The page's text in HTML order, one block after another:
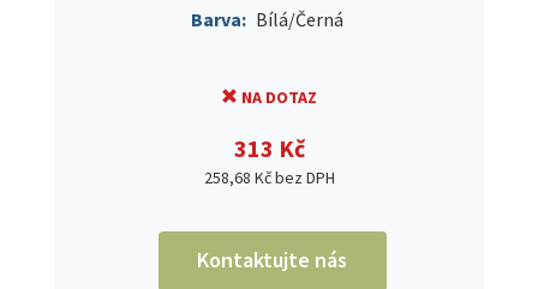
Barva: Bílá/Černá
NA DOTAZ
313 Kč
258,68 Kč bez DPH
Kontaktujte nás